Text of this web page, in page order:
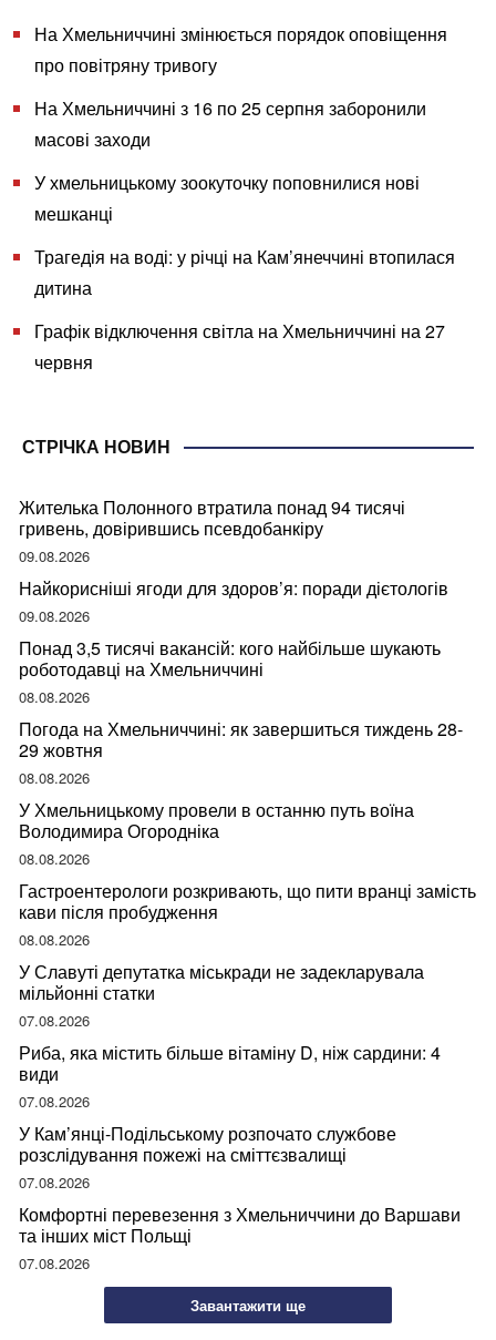
На Хмельниччині змінюється порядок оповіщення
про повітряну тривогу
На Хмельниччині з 16 по 25 серпня заборонили
масові заходи
У хмельницькому зоокуточку поповнилися нові
мешканці
Трагедія на воді: у річці на Кам’янеччині втопилася
дитина
Графік відключення світла на Хмельниччині на 27
червня
СТРІЧКА НОВИН
Жителька Полонного втратила понад 94 тисячі
гривень, довірившись псевдобанкіру
09.08.2026
Найкорисніші ягоди для здоров’я: поради дієтологів
09.08.2026
Понад 3,5 тисячі вакансій: кого найбільше шукають
роботодавці на Хмельниччині
08.08.2026
Погода на Хмельниччині: як завершиться тиждень 28-
29 жовтня
08.08.2026
У Хмельницькому провели в останню путь воїна
Володимира Огородніка
08.08.2026
Гастроентерологи розкривають, що пити вранці замість
кави після пробудження
08.08.2026
У Славуті депутатка міськради не задекларувала
мільйонні статки
07.08.2026
Риба, яка містить більше вітаміну D, ніж сардини: 4
види
07.08.2026
У Кам’янці-Подільському розпочато службове
розслідування пожежі на сміттєзвалищі
07.08.2026
Комфортні перевезення з Хмельниччини до Варшави
та інших міст Польщі
07.08.2026
Завантажити ще